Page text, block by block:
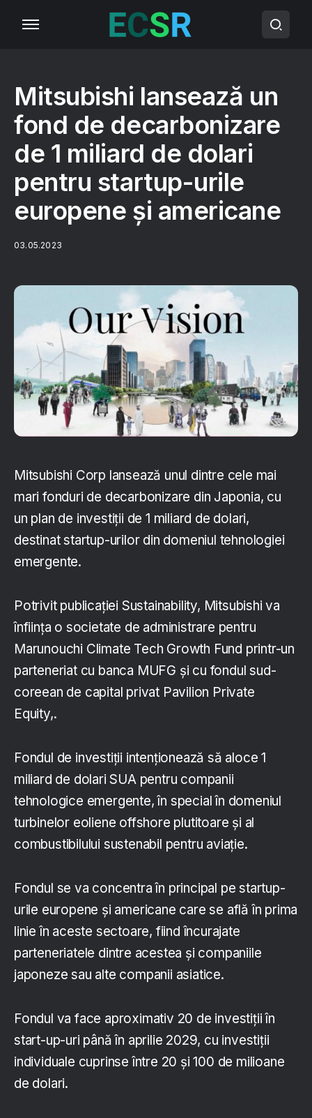
Mitsubishi lansează un
fond de decarbonizare
de 1 miliard de dolari
pentru startup-urile
europene și americane
03.05.2023
Mitsubishi Corp lansează unul dintre cele mai
mari fonduri de decarbonizare din Japonia, cu
un plan de investiții de 1 miliard de dolari,
destinat startup-urilor din domeniul tehnologiei
emergente.
Potrivit publicației Sustainability, Mitsubishi va
înființa o societate de administrare pentru
Marunouchi Climate Tech Growth Fund printr-un
parteneriat cu banca MUFG și cu fondul sud-
coreean de capital privat Pavilion Private
Equity,.
Fondul de investiții intenționează să aloce 1
miliard de dolari SUA pentru companii
tehnologice emergente, în special în domeniul
turbinelor eoliene offshore plutitoare și al
combustibilului sustenabil pentru aviație.
Fondul se va concentra în principal pe startup-
urile europene și americane care se află în prima
linie în aceste sectoare, fiind încurajate
parteneriatele dintre acestea și companiile
japoneze sau alte companii asiatice.
Fondul va face aproximativ 20 de investiții în
start-up-uri până în aprilie 2029, cu investiții
individuale cuprinse între 20 și 100 de milioane
de dolari.